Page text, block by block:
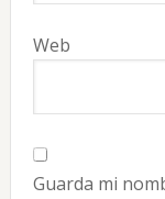
Web
Guarda mi